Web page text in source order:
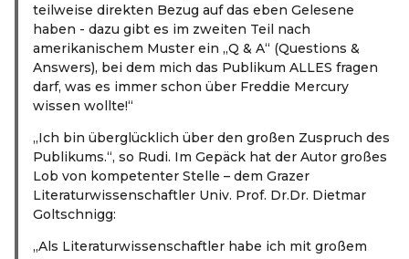
teilweise direkten Bezug auf das eben Gelesene
haben - dazu gibt es im zweiten Teil nach
amerikanischem Muster ein „Q & A“ (Questions &
Answers), bei dem mich das Publikum ALLES fragen
darf, was es immer schon über Freddie Mercury
wissen wollte!“
„Ich bin überglücklich über den großen Zuspruch des
Publikums.“, so Rudi. Im Gepäck hat der Autor großes
Lob von kompetenter Stelle – dem Grazer
Literaturwissenschaftler Univ. Prof. Dr.Dr. Dietmar
Goltschnigg:
„Als Literaturwissenschaftler habe ich mit großem